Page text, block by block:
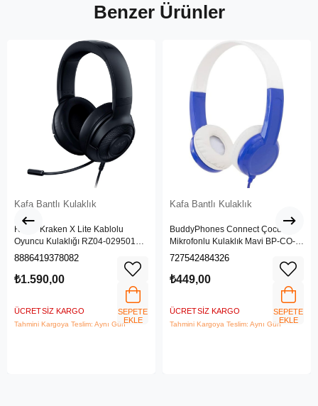
Benzer Ürünler
Kafa Bantlı Kulaklık
Razer Kraken X Lite Kablolu
Oyuncu Kulaklığı RZ04-02950100-
R381
8886419378082
₺1.590,00
ÜCRETSIZ KARGO
Tahmini Kargoya Teslim: Aynı Gün
SEPETE
EKLE
Kafa Bantlı Kulaklık
BuddyPhones Connect Çocuk
Mikrofonlu Kulaklık Mavi BP-CO-
BLUE-01-K
727542484326
₺449,00
ÜCRETSIZ KARGO
Tahmini Kargoya Teslim: Aynı Gün
SEPETE
EKLE